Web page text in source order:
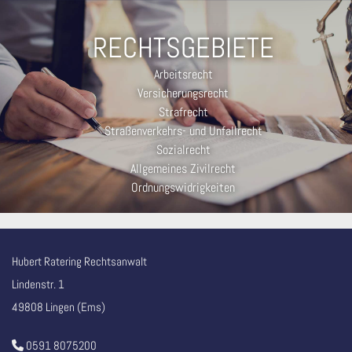
RECHTSGEBIETE
Arbeitsrecht
Versicherungsrecht
Strafrecht
Straßenverkehrs- und Unfallrecht
Sozialrecht
Allgemeines Zivilrecht
Ordnungswidrigkeiten
Hubert Ratering Rechtsanwalt
Lindenstr. 1
49808 Lingen (Ems)
 0591 8075200